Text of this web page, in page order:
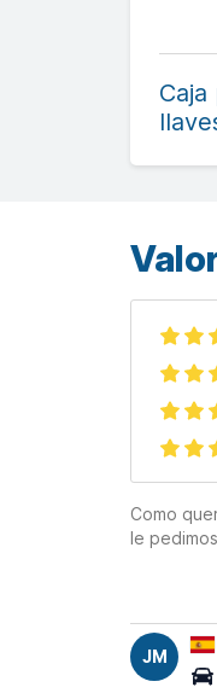
Como
le
JM